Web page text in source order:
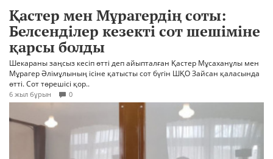
Қастер мен Мұрагердің соты:
Белсенділер кезекті сот шешіміне
қарсы болды
Шекараны заңсыз кесіп өтті деп айыпталған Қастер Мұсаханұлы мен
Мұрагер Әлімұлының ісіне қатысты сот бүгін ШҚО Зайсан қаласында
өтті. Сот төрешісі қор..
6 жыл бұрын 0